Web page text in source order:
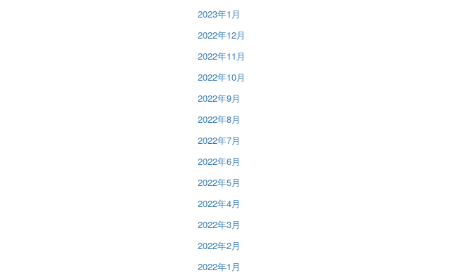
2023年1月
2022年12月
2022年11月
2022年10月
2022年9月
2022年8月
2022年7月
2022年6月
2022年5月
2022年4月
2022年3月
2022年2月
2022年1月